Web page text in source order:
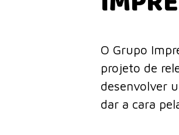
O Grupo
projeto de
desenvolver
dar a cara